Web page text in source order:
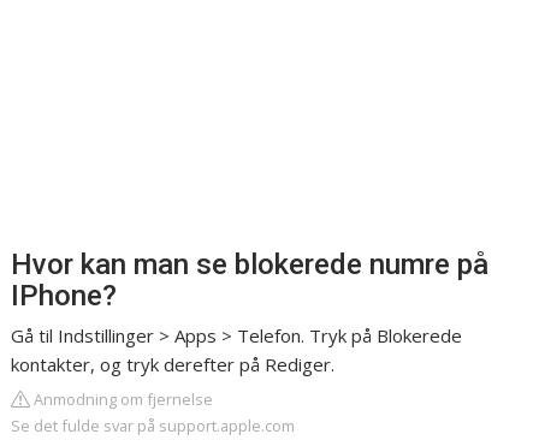
Hvor kan man se blokerede numre på
IPhone?
Gå til Indstillinger > Apps > Telefon. Tryk på Blokerede
kontakter, og tryk derefter på Rediger.
Anmodning om fjernelse
Se det fulde svar på support.apple.com